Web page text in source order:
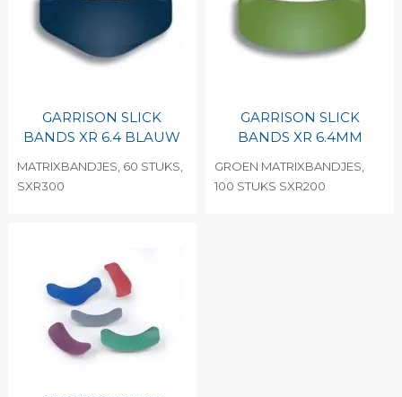
GARRISON SLICK
BANDS XR 6.4 BLAUW
MATRIXBANDJES, 60 STUKS,
SXR300
GARRISON SLICK
BANDS XR 6.4MM
GROEN MATRIXBANDJES,
100 STUKS SXR200